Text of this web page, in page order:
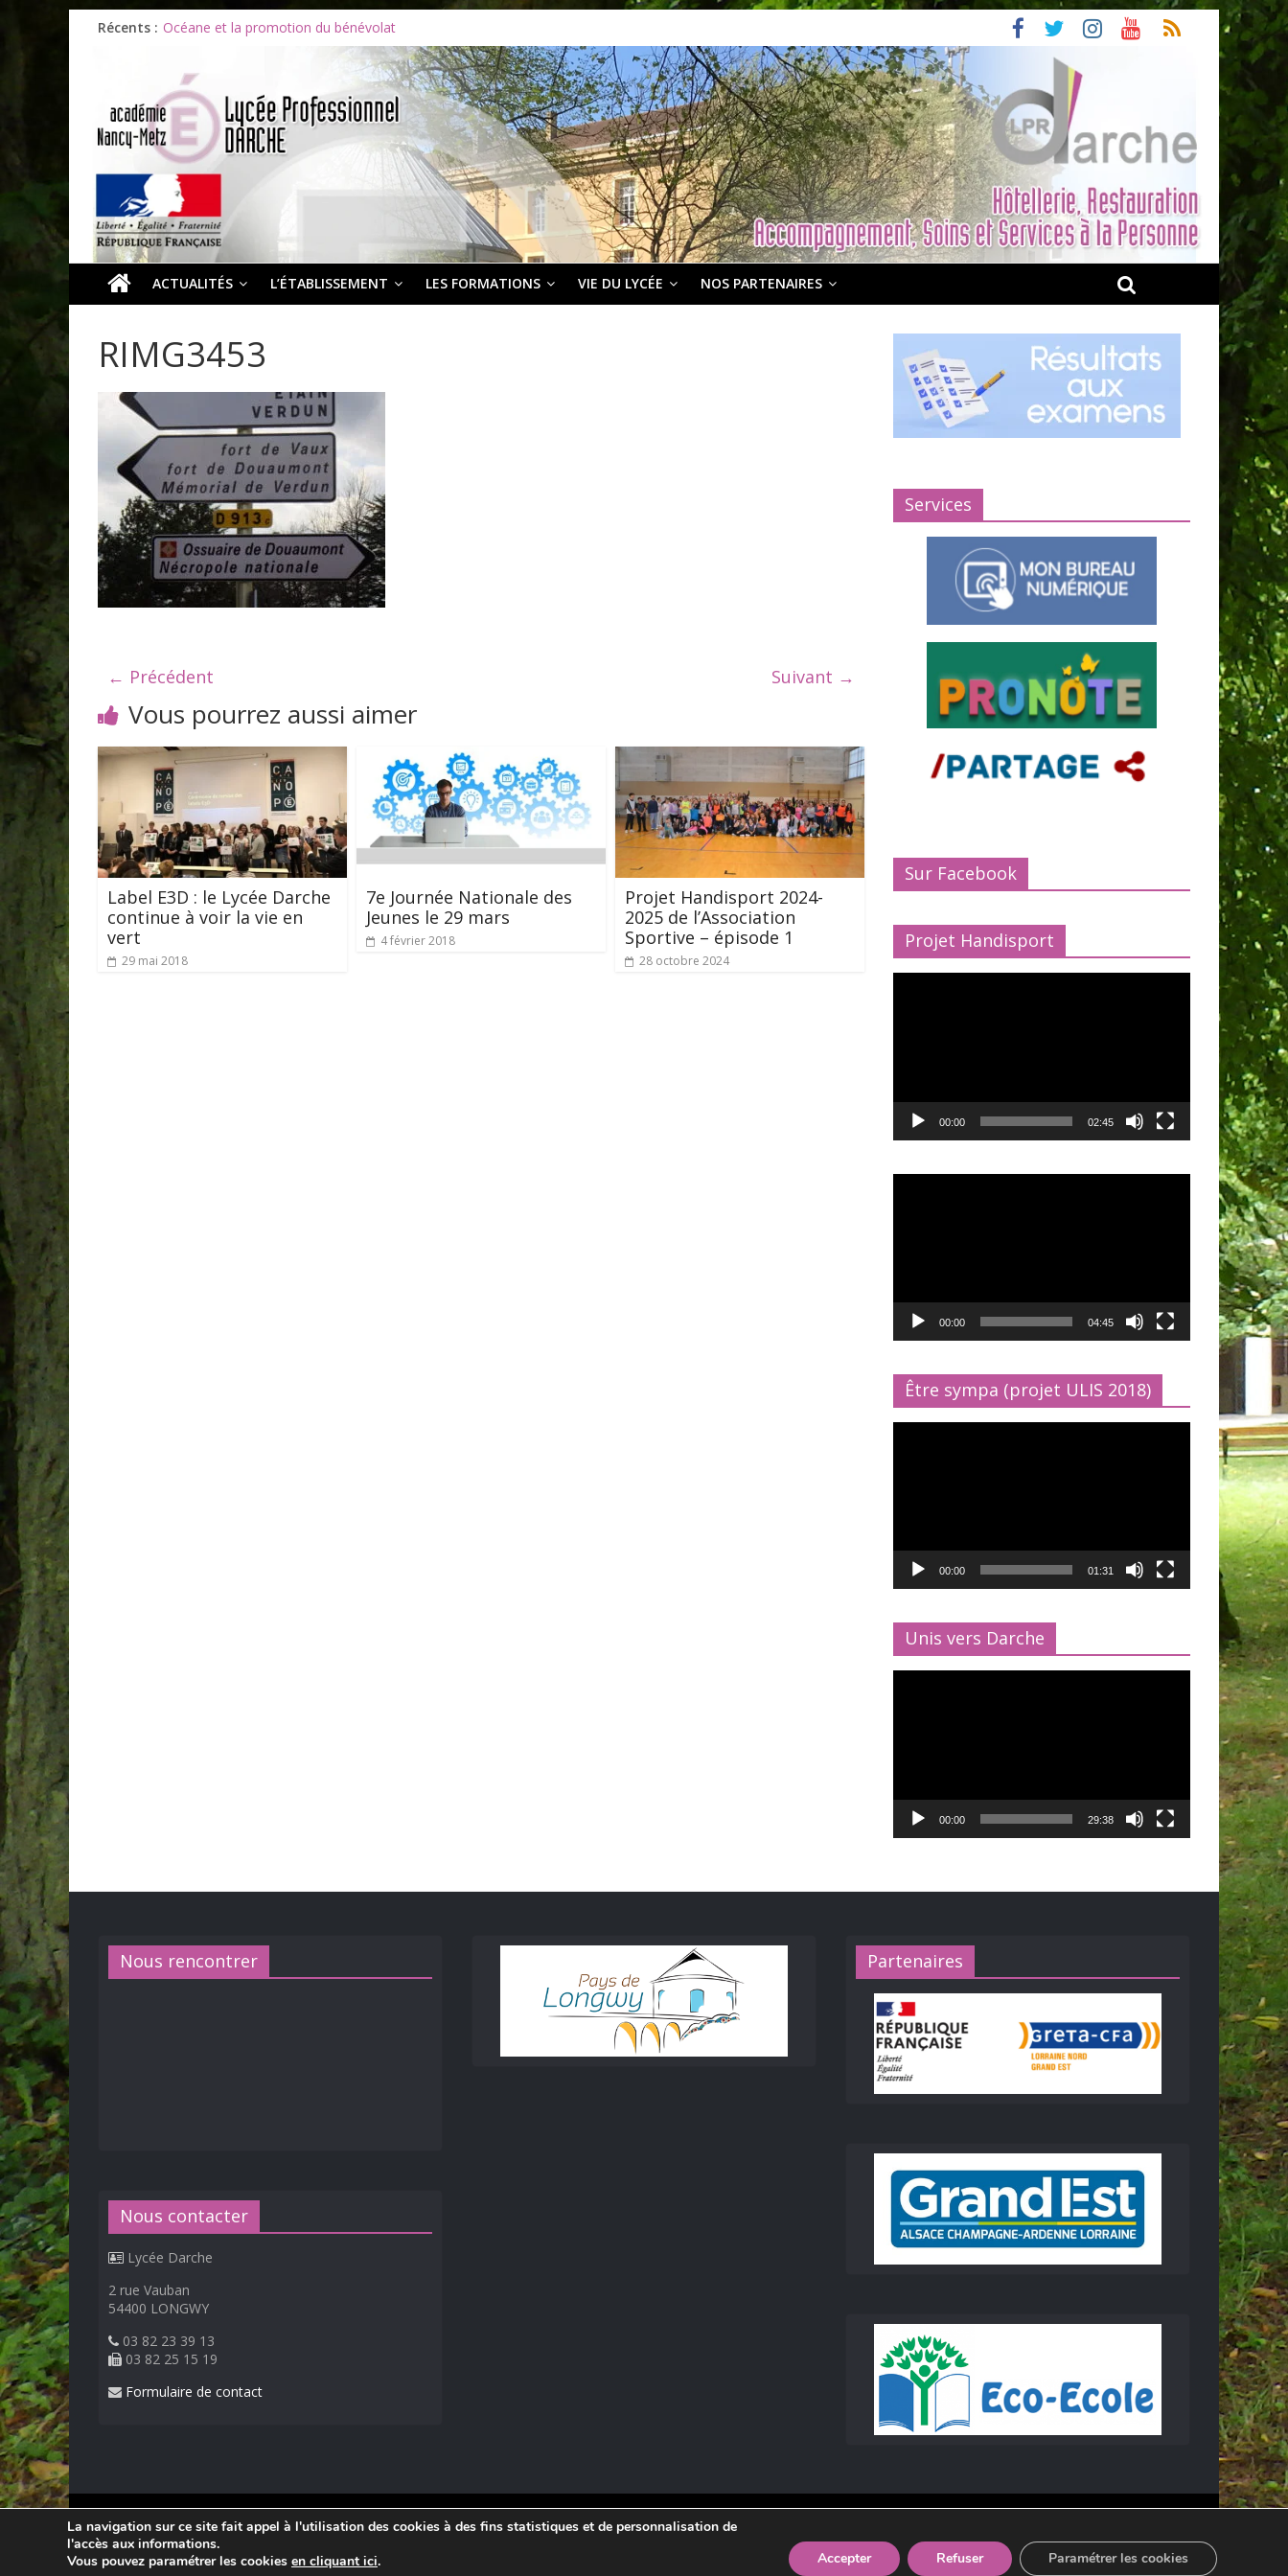
Récents :
Les ULiS en haut du podium
Océane et la promotion du bénévolat
Infos rentrée septembre 2026
Soirée d’adieux au Lycée Darche
ACTUALITÉS L’ÉTABLISSEMENT LES FORMATIONS VIE DU LYCÉE NOS PARTENAIRES
RIMG3453
← Précédent Suivant →
Vous pourrez aussi aimer
Label E3D : le Lycée Darche
continue à voir la vie en
vert
29 mai 2018
7e Journée Nationale des
Jeunes le 29 mars
4 février 2018
Projet Handisport 2024-
2025 de l’Association
Sportive – épisode 1
28 octobre 2024
Services
Sur Facebook
Projet Handisport
00:00 02:45
00:00 04:45
Être sympa (projet ULIS 2018)
00:00 01:31
Unis vers Darche
00:00 29:38
Nous rencontrer
Nous contacter
Lycée Darche
2 rue Vauban
54400 LONGWY
03 82 23 39 13
03 82 25 15 19
Formulaire de contact
Partenaires
© 2026Lycée Professionnel Darche, Longwy.
Réalisation Frédéric AMELLA. Consultez les
La navigation sur ce site fait appel à l'utilisation des cookies à des fins statistiques et de personnalisation de
l'accès aux informations.
Vous pouvez paramétrer les cookies en cliquant ici. Accepter Refuser Paramétrer les cookies